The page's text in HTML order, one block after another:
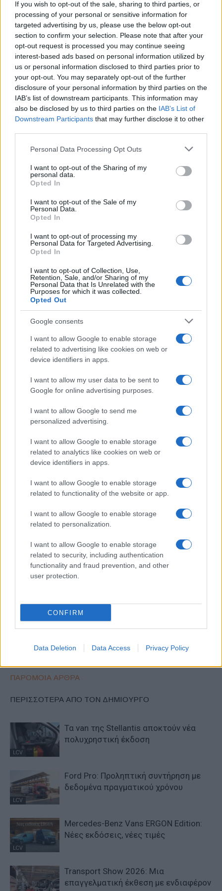
If you wish to opt-out of the sale, sharing to third parties, or
processing of your personal or sensitive information for
targeted advertising by us, please use the below opt-out
section to confirm your selection. Please note that after your
opt-out request is processed you may continue seeing
interest-based ads based on personal information utilized by
us or personal information disclosed to third parties prior to
your opt-out. You may separately opt-out of the further
disclosure of your personal information by third parties on the
IAB’s list of downstream participants. This information may
also be disclosed by us to third parties on the IAB’s List of
Downstream Participants that may further disclose it to other
Please note that this website/app uses one or more Google
not limited to your visit or usage behaviour. You may click to
grant or deny consent to Google and its third-party tags to
use your data for below specified purposes in below Google
consent section.
Personal Data Processing Opt Outs
I want to opt-out of the Sharing of my
personal data.
Opted In
I want to opt-out of the Sale of my
Personal Data.
Opted In
I want to opt-out of processing my
Personal Data for Targeted Advertising.
Opted In
I want to opt-out of Collection, Use,
Retention, Sale, and/or Sharing of my
Personal Data that Is Unrelated with the
Purposes for which it was collected.
Opted Out
Google consents
I want to allow Google to enable storage
related to advertising like cookies on web or
device identifiers in apps.
I want to allow my user data to be sent to
Google for online advertising purposes.
I want to allow Google to send me
personalized advertising.
I want to allow Google to enable storage
related to analytics like cookies on web or
device identifiers in apps.
I want to allow Google to enable storage
related to functionality of the website or app.
I want to allow Google to enable storage
related to personalization.
I want to allow Google to enable storage
related to security, including authentication
functionality and fraud prevention, and other
user protection.
CONFIRM
Data Deletion Data Access Privacy Policy
Ελληνική Αναπτυξιακή
Τράπεζα: Με «προίκα» 2
δισ. ευρώ ανοίγει δρόμο για
δάνεια έως 5 δισ. σε
Υπ. Μεταφορών: Οριστική
λύση στο ζήτημα των
πινακίδων κυκλοφορίας -
Τέλος στις χρονοβόρες
Η Chery επενδύει 75 εκατ. δολάρια στην KG Mobility
Το FIAT 500 Hybrid τώρα
από 18.990 ευρώ
Ατρόμητος και Novibet
συνεχίζουν μαζί: Ανανέωση
της συνεργασίας τους μέχρι
δεικτών FTSE4Good
Alpha Bank: Για πρώτη φορά το Αρχαίο Θέατρο Επιδαύρου
άνοιξε τις πύλες του σε όλους
Renault Trafic
Trafic Combi
Η Mercedes-Benz Mobility
ΠΑΡΟΜΟΙΑ ΑΡΘΡΑ
ΠΕΡΙΣΣΟΤΕΡΑ ΑΠΟ ΤΟΝ ΔΗΜΙΟΥΡΓΟ
LCV
Τα van της Stellantis αποκτούν νέα
πολυχρηστική έκδοση
LCV
Ford Pro: Προληπτική συντήρηση με
δεδομένα πραγματικού χρόνου
LCV
Mercedes-Benz Vans ERGON Edition:
Νέες εκδόσεις, νέες τιμές
Transport Show 2026: Μια
επαγγελματική έκθεση με ενδιαφέρον